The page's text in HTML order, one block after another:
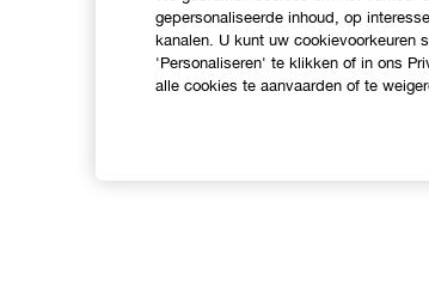
gepersonaliseerde inhoud, op
kanalen. U kunt uw cookievoorkeuren
'Personaliseren' te klikken of in ons
alle cookies te aanvaarden of te